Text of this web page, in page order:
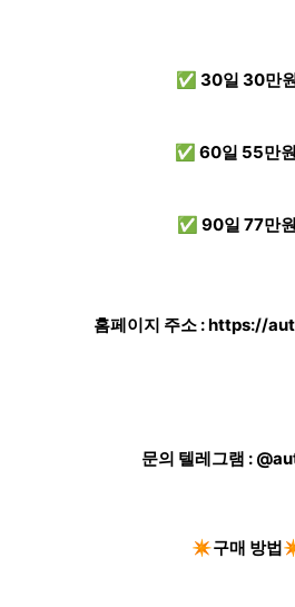
✅ 30일 30만
✅ 60일 55만
✅ 90일 77만
홈페이지 주소 :https://
문의 텔레그램 :
✴️구매 방법